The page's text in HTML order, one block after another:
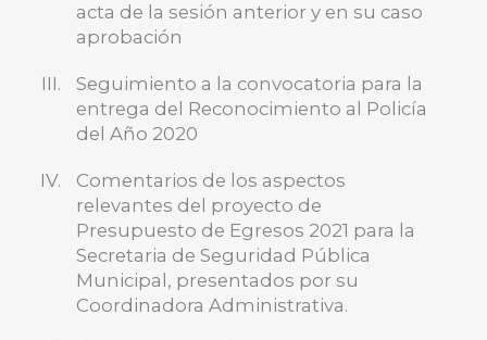
BUSCA AQUÍ
acta de la sesión anterior y en su caso
aprobación
Seguimiento a la convocatoria para la
entrega del Reconocimiento al Policía
del Año 2020
Comentarios de los aspectos
relevantes del proyecto de
Presupuesto de Egresos 2021 para la
Secretaria de Seguridad Pública
Municipal, presentados por su
Coordinadora Administrativa.